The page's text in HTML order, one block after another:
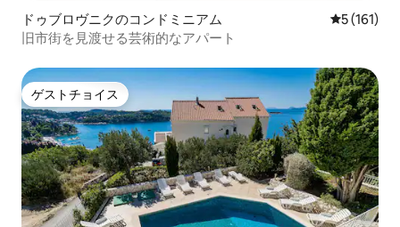
ドゥブロヴニクのコンドミニアム レビュー
5 (161)
旧市街を見渡せる芸術的なアパート
ゲストチョイス
ゲストチョイス